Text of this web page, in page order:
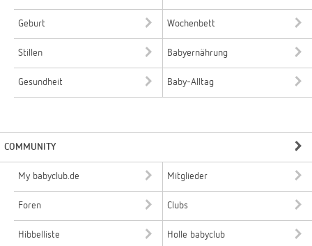
Geburt Wochenbett
Stillen Babyernährung
Gesundheit Baby-Alltag
COMMUNITY
My babyclub.de Mitglieder
Foren Clubs
Hibbelliste Holle babyclub